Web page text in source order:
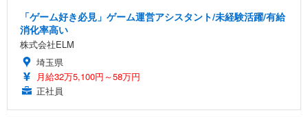
「ゲーム好き必見」ゲーム運営アシスタント/未経験活躍/有給
消化率高い
株式会社ELM
埼玉県
月給32万5,100円～58万円
正社員